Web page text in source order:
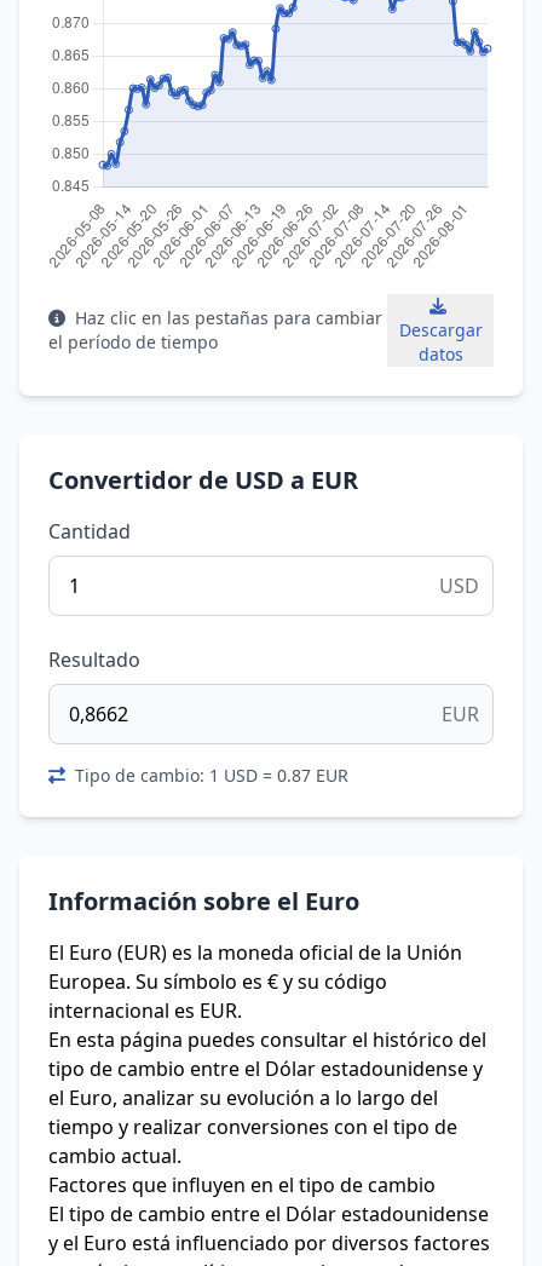
Haz clic en las pestañas para cambiar
el período de tiempo
Descargar
datos
Convertidor de USD a EUR
Cantidad
USD
Resultado
EUR
Tipo de cambio: 1 USD = 0.87 EUR
Información sobre el Euro
El Euro (EUR) es la moneda oficial de la Unión
Europea. Su símbolo es € y su código
internacional es EUR.
En esta página puedes consultar el histórico del
tipo de cambio entre el Dólar estadounidense y
el Euro, analizar su evolución a lo largo del
tiempo y realizar conversiones con el tipo de
cambio actual.
Factores que influyen en el tipo de cambio
El tipo de cambio entre el Dólar estadounidense
y el Euro está influenciado por diversos factores